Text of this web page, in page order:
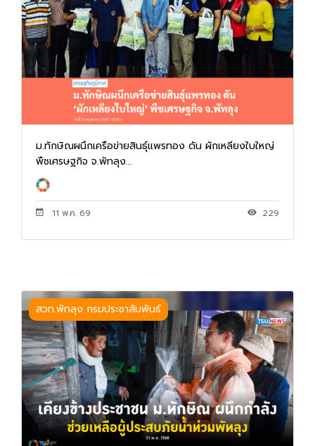
ม.ทักษิณผนึกเครือข่ายสินธุ์แพรทอง ดัน ผักเหลียงใบใหญ่
พืชเศรษฐกิจ จ.พัทลุง...
11 พ.ค. 69 229
สวท.พัทลุง กรมประชาสัมพันธ์